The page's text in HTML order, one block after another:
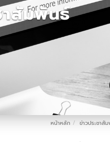
าสัมพันธ์
หน้าหลัก ข่าวประชาสั